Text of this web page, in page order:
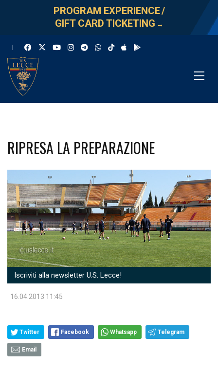
PROGRAM EXPERIENCE/
GIFT CARD TICKETING →
RIPRESA LA PREPARAZIONE
Iscriviti alla newsletter U.S. Lecce!
16.04.2013 11:45
Twitter Facebook Whatsapp Telegram
Email